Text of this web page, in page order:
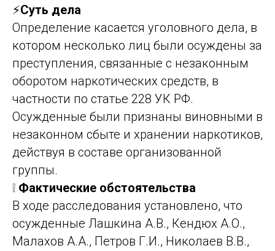
⚡Суть дела
Определение касается уголовного дела, в
котором несколько лиц были осуждены за
преступления, связанные с незаконным
оборотом наркотических средств, в
частности по статье 228 УК РФ.
Осужденные были признаны виновными в
незаконном сбыте и хранении наркотиков,
действуя в составе организованной
группы.
❕ Фактические обстоятельства
В ходе расследования установлено, что
осужденные Лашкина А.В., Кендюх А.О.,
Малахов А.А., Петров Г.И., Николаев В.В.,